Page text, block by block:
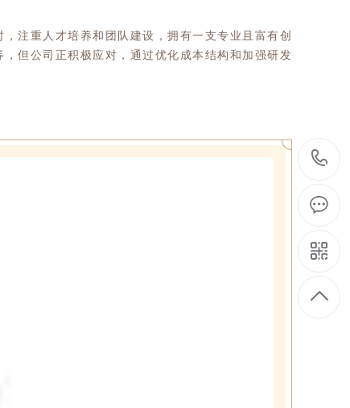
注重人才培养和团队建设，拥有一支专业且富有创
但公司正积极应对，通过优化成本结构和加强研发